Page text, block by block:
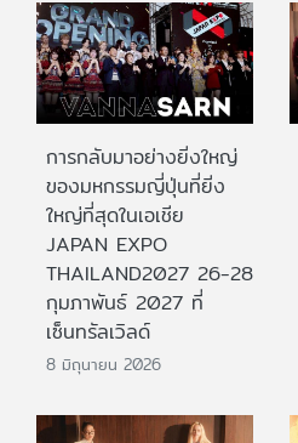
การกลับมาอย่างยิ่งใหญ่
ของมหกรรมญี่ปุ่นที่ยิ่ง
ใหญ่ที่สุดในเอเชีย
JAPAN EXPO
THAILAND2027 26-28
กุมภาพันธ์ 2027 ที่
เซ็นทรัลเวิลด์
8 มิถุนายน 2026